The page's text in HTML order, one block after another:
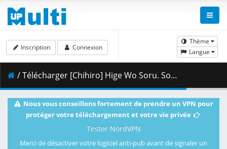
Thème
Langue
Inscription Connexion
/ Télécharger [Chihiro] Hige Wo Soru. Soshite Joshikosei Wo Hirou. - 11 [Blu-ray 1080p HEVC FLAC][6FEB5B97].mkv.004 ( 409.44 MB )
Nous vous conseillons fortement de prendre un VPN pour
protéger votre téléchargement et votre vie privée
Tester NordVPN
Merci de désactiver votre logiciel anti-pub avant de signaler un